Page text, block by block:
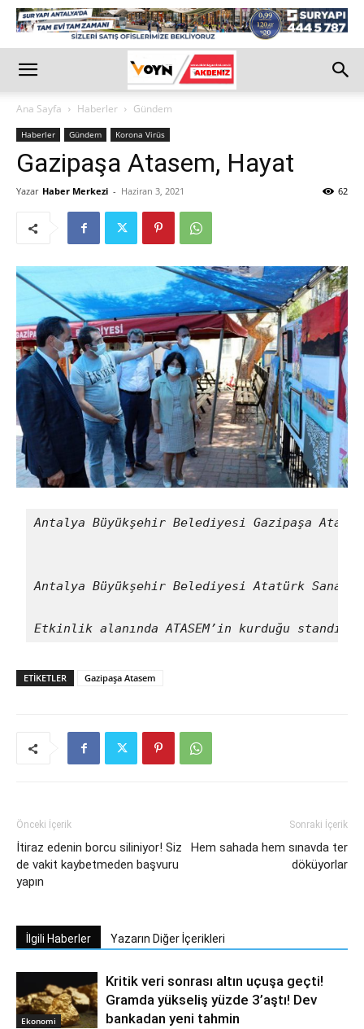
Ana Sayfa Haberler Gündem
Haberler Gündem Korona Virüs
Gazipaşa Atasem, Hayat
Yazar Haber Merkezi - Haziran 3, 2021 62
Antalya Büyükşehir Belediyesi Gazipaşa
Antalya Büyükşehir Belediyesi Atatürk Sanat
Etkinlik alanında ATASEM’in kurduğu
ETIKETLER Gazipaşa Atasem
Önceki İçerik
İtiraz edenin borcu siliniyor! Siz
de vakit kaybetmeden başvuru
yapın
Sonraki İçerik
Hem sahada hem sınavda ter
döküyorlar
İlgili Haberler Yazarın Diğer İçerikleri
Ekonomi
Kritik veri sonrası altın uçuşa geçti!
Gramda yükseliş yüzde 3’aştı! Dev
bankadan yeni tahmin